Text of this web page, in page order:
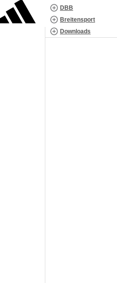
DBB
Breitensport
Downloads